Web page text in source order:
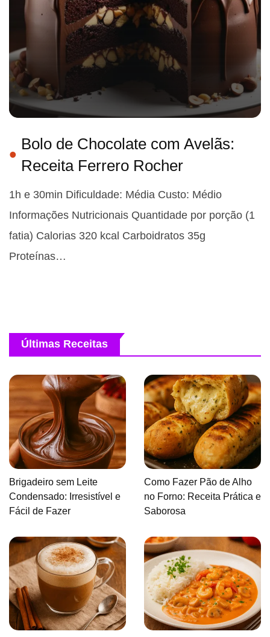
Bolo de Chocolate com Avelãs:
Receita Ferrero Rocher
1h e 30min Dificuldade: Média Custo: Médio
Informações Nutricionais Quantidade por porção (1
fatia) Calorias 320 kcal Carboidratos 35g
Proteínas…
Últimas Receitas
Brigadeiro sem Leite
Condensado: Irresistível e
Fácil de Fazer
Como Fazer Pão de Alho
no Forno: Receita Prática e
Saborosa